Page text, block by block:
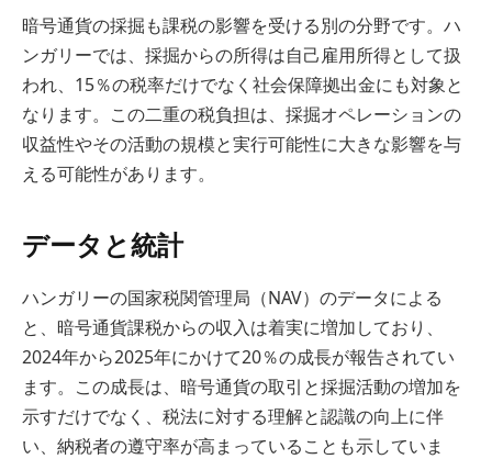
暗号通貨の採掘も課税の影響を受ける別の分野です。ハ
ンガリーでは、採掘からの所得は自己雇用所得として扱
われ、15％の税率だけでなく社会保障拠出金にも対象と
なります。この二重の税負担は、採掘オペレーションの
収益性やその活動の規模と実行可能性に大きな影響を与
える可能性があります。
データと統計
ハンガリーの国家税関管理局（NAV）のデータによる
と、暗号通貨課税からの収入は着実に増加しており、
2024年から2025年にかけて20％の成長が報告されてい
ます。この成長は、暗号通貨の取引と採掘活動の増加を
示すだけでなく、税法に対する理解と認識の向上に伴
い、納税者の遵守率が高まっていることも示していま